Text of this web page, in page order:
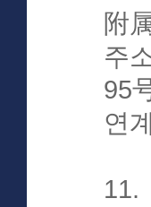
附
주
95
연
11.